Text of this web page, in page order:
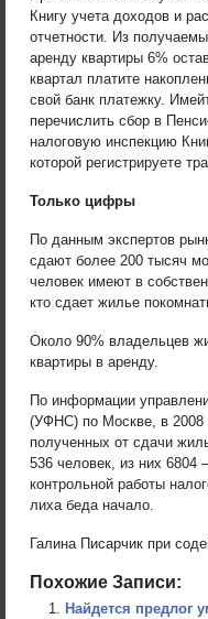
Книгу учета доходов и
отчетности. Из
аренду квартиры 6%
квартал платите
свой банк платежку.
перечислить сбор в
налоговую инспекцию
которой регистрируете
Только цифры
По данным экспертов
сдают более 200 тысяч
человек имеют в
кто сдает жилье
Около 90% владельцев
квартиры в аренду.
По информации
(УФНС) по Москве, в 2008
полученных от сдачи
536 человек, из них 6804
контрольной работы
лиха беда начало.
Галина Писарчик при
Похожие Записи:
Найдется предлог